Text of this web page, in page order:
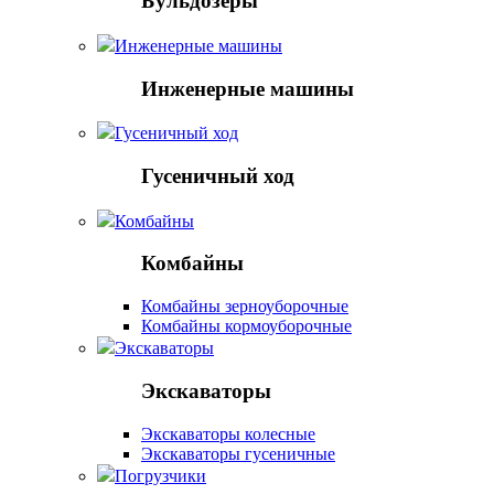
Инженерные машины
Инженерные машины
Гусеничный ход
Гусеничный ход
Комбайны
Комбайны
Комбайны зерноуборочные
Комбайны кормоуборочные
Экскаваторы
Экскаваторы
Экскаваторы колесные
Экскаваторы гусеничные
Погрузчики